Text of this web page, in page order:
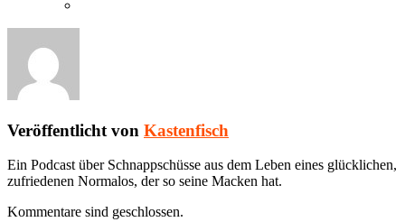
Veröffentlicht von Kastenfisch
Ein Podcast über Schnappschüsse aus dem Leben eines glücklichen,
zufriedenen Normalos, der so seine Macken hat.
Kommentare sind geschlossen.